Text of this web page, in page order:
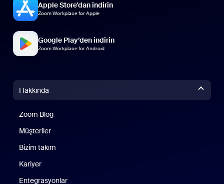
Apple Store'dan indirin
Zoom Workplace for Apple
Google Play’den indirin
Zoom Workplace for Android
Hakkında
Zoom Blog
Müşteriler
Bizim takım
Kariyer
Entegrasyonlar